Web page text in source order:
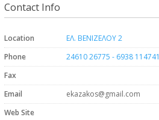
Contact Info
Location
ΕΛ. ΒΕΝΙΖΕΛΟΥ 2
Phone
24610 26775 - 6938 114741
Fax
Email
ekazakos@gmail.com
Web Site